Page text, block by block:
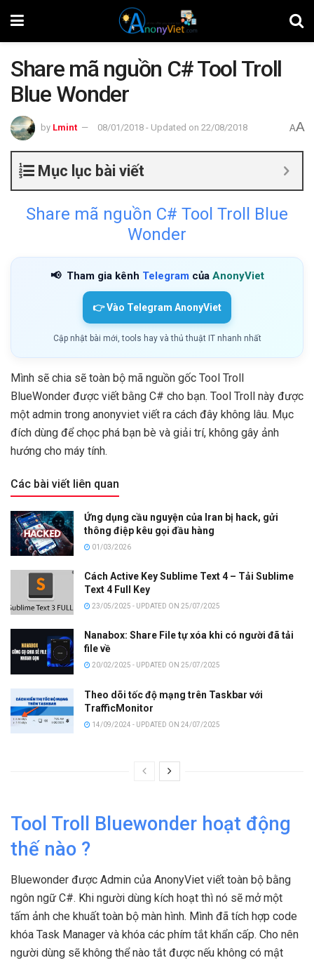
Share mã nguồn C# Tool Troll
Blue Wonder
by Lmint 08/01/2018 - Updated on 22/08/2018 AA
Mục lục bài viết
Share mã nguồn C# Tool Troll Blue
Wonder
📢 Tham gia kênh Telegram của AnonyViet
👉 Vào Telegram AnonyViet
Cập nhật bài mới, tools hay và thủ thuật IT nhanh nhất
Mình sẽ chia sẽ toàn bộ mã nguồn gốc Tool Troll
BlueWonder được viết bằng C# cho bạn. Tool Troll này được
một admin trong anonyviet viết ra cách đây không lâu. Mục
đích dùng để chọc phá bạn bè và giải trí, không gây ảnh
hướng cho máy tính.
Các bài viết liên quan
Ứng dụng cầu nguyện của Iran bị hack, gửi
thông điệp kêu gọi đầu hàng
01/03/2026
Cách Active Key Sublime Text 4 – Tải Sublime
Text 4 Full Key
23/05/2025 - UPDATED ON 25/07/2025
Nanabox: Share File tự xóa khi có người đã tải
file về
20/02/2025 - UPDATED ON 25/07/2025
Theo dõi tốc độ mạng trên Taskbar với
TrafficMonitor
14/09/2024 - UPDATED ON 24/07/2025
Tool Troll Bluewonder hoạt động
thế nào ?
Bluewonder được Admin của AnonyViet viết toàn bộ bằng
ngôn ngữ C#. Khi người dùng kích hoạt thì nó sẽ mở một
tấm ảnh che khuất toàn bộ màn hình. Mình đã tích hợp code
khóa Task Manager và khóa các phím tắt khẩn cấp. Cho nên
người dùng sẽ không thể nào tắt được nếu không có mật